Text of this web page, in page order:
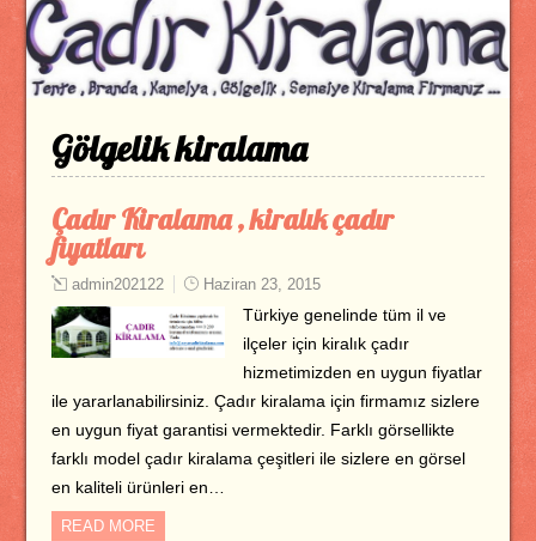
Gölgelik kiralama
Çadır Kiralama , kiralık çadır
fiyatları
admin202122 Haziran 23, 2015
Türkiye genelinde tüm il ve
ilçeler için kiralık çadır
hizmetimizden en uygun fiyatlar
ile yararlanabilirsiniz. Çadır kiralama için firmamız sizlere
en uygun fiyat garantisi vermektedir. Farklı görsellikte
farklı model çadır kiralama çeşitleri ile sizlere en görsel
en kaliteli ürünleri en…
READ MORE